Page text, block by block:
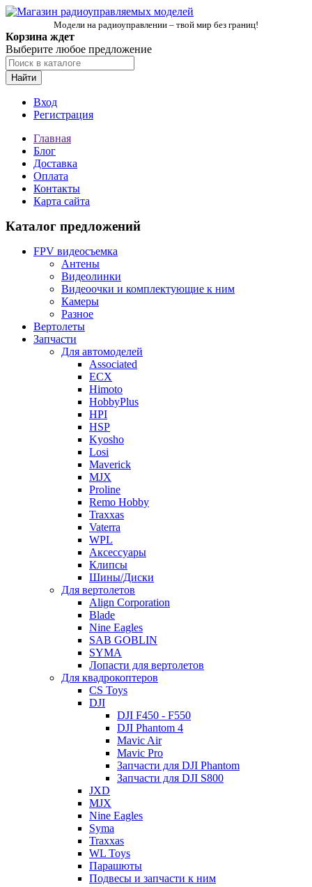
Модели на радиоуправлении – твой мир без границ!
Корзина ждет
Выберите любое предложение
Найти
Вход
Регистрация
Главная
Блог
Доставка
Оплата
Контакты
Карта сайта
Каталог предложений
FPV видеосъемка
Антены
Видеолинки
Видеоочки и комплектующие к ним
Камеры
Разное
Вертолеты
Запчасти
Для автомоделей
Associated
ECX
Himoto
HobbyPlus
HPI
HSP
Kyosho
Losi
Maverick
MJX
Proline
Remo Hobby
Traxxas
Vaterra
WPL
Аксессуары
Клипсы
Шины/Диски
Для вертолетов
Align Corporation
Blade
Nine Eagles
SAB GOBLIN
SYMA
Лопасти для вертолетов
Для квадрокоптеров
CS Toys
DJI
DJI F450 - F550
DJI Phantom 4
Mavic Air
Mavic Pro
Запчасти для DJI Phantom
Запчасти для DJI S800
JXD
MJX
Nine Eagles
Syma
Traxxas
WL Toys
Парашюты
Подвесы и запчасти к ним